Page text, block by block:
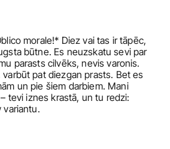
morale!* Diez vai tas ir tāpēc,
būtne. Es neuzskatu sevi par
parasts cilvēks, nevis varonis.
varbūt pat diezgan prasts. Bet es
un pie šiem darbiem. Mani
tevi iznes krastā, un tu redzi:
variantu.